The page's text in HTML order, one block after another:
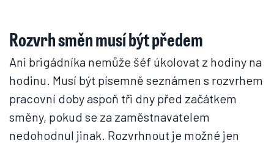
Rozvrh směn musí být předem
Ani brigádníka nemůže šéf úkolovat z hodiny na
hodinu. Musí být písemně seznámen s rozvrhem
pracovní doby aspoň tři dny před začátkem
směny, pokud se za zaměstnavatelem
nedohodnul jinak. Rozvrhnout je možné jen